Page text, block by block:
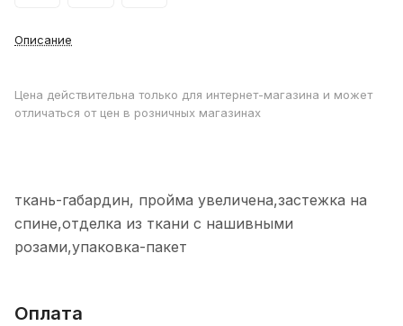
Описание
Цена действительна только для интернет-магазина и может
отличаться от цен в розничных магазинах
ткань-габардин, пройма увеличена,застежка на
спине,отделка из ткани с нашивными
розами,упаковка-пакет
Оплата